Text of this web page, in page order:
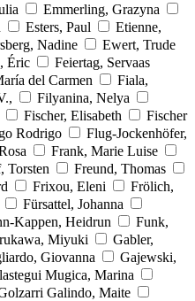
Emmerling, Grazyna
Esters, Paul
Etienne,
Nadine
Ewert, Trude
Éric
Feiertag, Servaas
del Carmen
Fiala,
Filyanina, Nelya
Fischer, Elisabeth
Fischer
Rodrigo
Flug-Jockenhöfer,
Frank, Marie Luise
Torsten
Freund, Thomas
Frixou, Eleni
Frölich,
Fürsattel, Johanna
Kappen, Heidrun
Funk,
Miyuki
Gabler,
Giovanna
Gajewski,
Mugica, Marina
Galindo, Maite